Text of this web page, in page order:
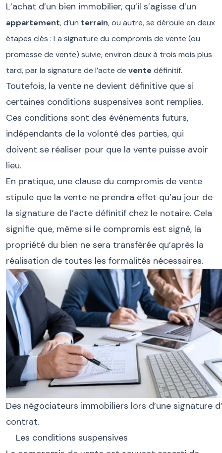
L’achat d’un bien immobilier, qu’il s’agisse d’un
appartement, d’un terrain, ou autre, se déroule en deux
étapes clés : La signature du compromis de vente (ou
promesse de vente) suivie, environ deux à trois mois plus
tard, par la signature de l’acte de ventedéfinitif.
Toutefois, la vente ne devient définitive que si
certaines conditions suspensives sont remplies.
Ces conditions sont des événements futurs,
indépendants de la volonté des parties, qui
doivent se réaliser pour que la vente puisse avoir
lieu.
En pratique, une clause du compromis de vente
stipule que la vente ne prendra effet qu’au jour de
la signature de l’acte définitif chez le notaire. Cela
signifie que, même si le compromis est signé, la
propriété du bien ne sera transférée qu’après la
réalisation de toutes les formalités nécessaires.
Des négociateurs immobiliers lors d’une signature
contrat.
Les conditions suspensives